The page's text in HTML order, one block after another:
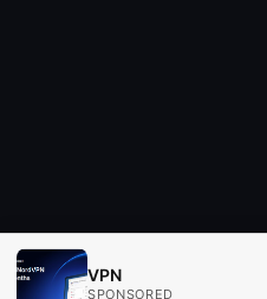
VPN
SPONSORED